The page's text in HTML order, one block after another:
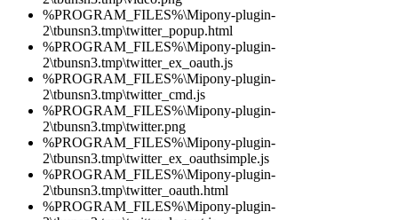
%PROGRAM_FILES%\Mipony-plugin-
2\tbunsn3.tmp\twitter_popup.html
%PROGRAM_FILES%\Mipony-plugin-
2\tbunsn3.tmp\twitter_ex_oauth.js
%PROGRAM_FILES%\Mipony-plugin-
2\tbunsn3.tmp\twitter_cmd.js
%PROGRAM_FILES%\Mipony-plugin-
2\tbunsn3.tmp\twitter.png
%PROGRAM_FILES%\Mipony-plugin-
2\tbunsn3.tmp\twitter_ex_oauthsimple.js
%PROGRAM_FILES%\Mipony-plugin-
2\tbunsn3.tmp\twitter_oauth.html
%PROGRAM_FILES%\Mipony-plugin-